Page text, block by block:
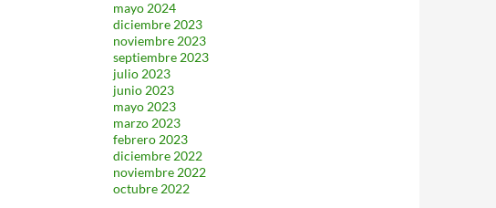
mayo 2024
diciembre 2023
noviembre 2023
septiembre 2023
julio 2023
junio 2023
mayo 2023
marzo 2023
febrero 2023
diciembre 2022
noviembre 2022
octubre 2022